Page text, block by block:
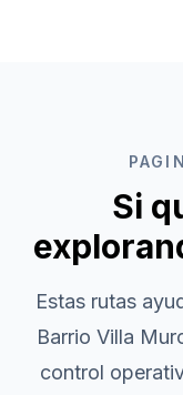
Si
Estas rutas
Barrio Villa
control